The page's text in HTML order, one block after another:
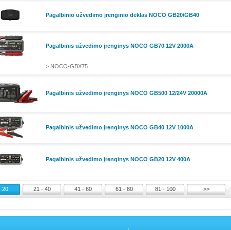
Pagalbinio užvedimo įrenginio dėklas NOCO GB20/GB40
Pagalbinis užvedimo įrenginys NOCO GB70 12V 2000A
> NOCO-GBX75
Pagalbinis užvedimo įrenginys NOCO GB500 12/24V 20000A
Pagalbinis užvedimo įrenginys NOCO GB40 12V 1000A
Pagalbinis užvedimo įrenginys NOCO GB20 12V 400A
20 21 - 40 41 - 60 61 - 80 81 - 100 >>